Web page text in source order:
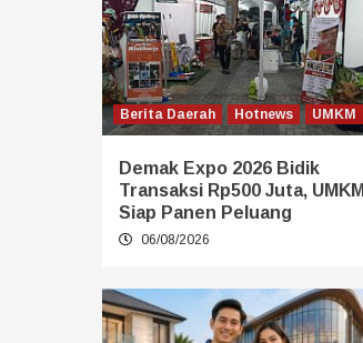
Berita Daerah Hotnews UMKM
Demak Expo 2026 Bidik
Transaksi Rp500 Juta, UMKM
Siap Panen Peluang
06/08/2026